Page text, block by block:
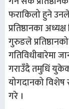
फराकिलो हुने
प्रतिष्ठानका
गुरुङले
गतिविधीबारेमा
गराउँदै तमुधिं
योगदानको विशेष
गरे ।